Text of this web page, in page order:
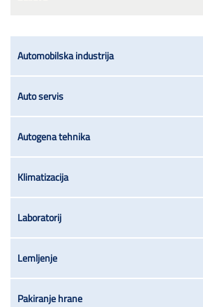
Automobilska industrija
Auto servis
Autogena tehnika
Klimatizacija
Laboratorij
Lemljenje
Pakiranje hrane